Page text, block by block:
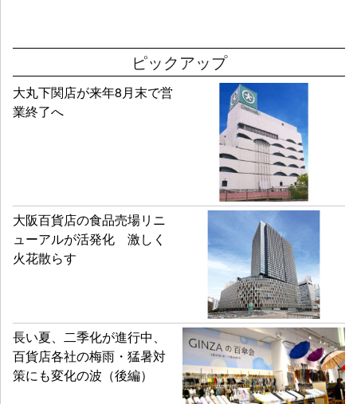
ピックアップ
大丸下関店が来年8月末で営
業終了へ
大阪百貨店の食品売場リニ
ューアルが活発化 激しく
火花散らす
長い夏、二季化が進行中、
百貨店各社の梅雨・猛暑対
策にも変化の波（後編）